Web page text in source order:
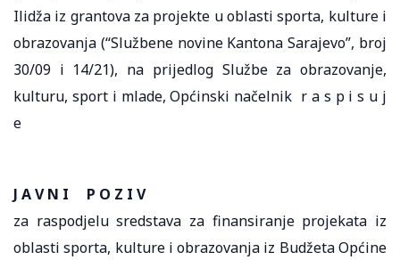
Ilidža iz grantova za projekte u oblasti sporta, kulture i
obrazovanja (“Službene novine Kantona Sarajevo”, broj
30/09 i 14/21), na prijedlog Službe za obrazovanje,
kulturu, sport i mlade, Općinski načelnik r a s p i s u j
e
J A V N I P O Z I V
za raspodjelu sredstava za finansiranje projekata iz
oblasti sporta, kulture i obrazovanja iz Budžeta Općine